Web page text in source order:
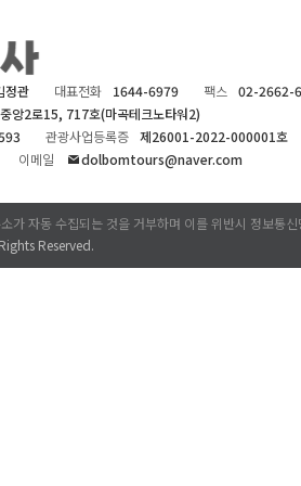
정관 대표전화 1644-6979 팩스
02-2662-
앙2로15, 717호(마곡테크노타워2)
관광사업등록증 제26001-2022-000001호
이메일 dolbomtours@naver.com
가 자동 수집되는 것을 거부하며 이를 위반시 정보통
Reserved.